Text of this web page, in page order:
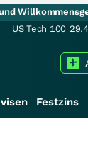
US Tech 100
Festzins